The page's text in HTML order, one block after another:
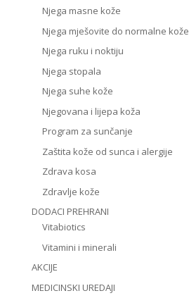
Njega masne kože
Njega mješovite do normalne kože
Njega ruku i noktiju
Njega stopala
Njega suhe kože
Njegovana i lijepa koža
Program za sunčanje
Zaštita kože od sunca i alergije
Zdrava kosa
Zdravlje kože
DODACI PREHRANI
Vitabiotics
Vitamini i minerali
AKCIJE
MEDICINSKI UREDAJI